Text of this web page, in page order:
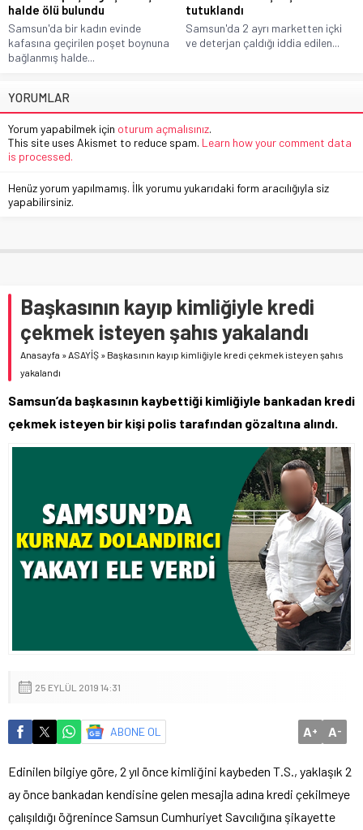
halde ölü bulundu
Samsun'da bir kadın evinde
kafasına geçirilen poşet boynuna
bağlanmış halde...
tutuklandı
Samsun'da 2 ayrı marketten içki
ve deterjan çaldığı iddia edilen...
YORUMLAR
Yorum yapabilmek için oturum açmalısınız.
This site uses Akismet to reduce spam. Learn how your comment data
is processed.
Henüz yorum yapılmamış. İlk yorumu yukarıdaki form aracılığıyla siz
yapabilirsiniz.
Başkasının kayıp kimliğiyle kredi
çekmek isteyen şahıs yakalandı
Anasayfa »ASAYİŞ » Başkasının kayıp kimliğiyle kredi çekmek isteyen şahıs
yakalandı
Samsun’da başkasının kaybettiği kimliğiyle bankadan kredi
çekmek isteyen bir kişi polis tarafından gözaltına alındı.
25 EYLÜL 2019 14:31
ABONE OL A+ A-
Edinilen bilgiye göre, 2 yıl önce kimliğini kaybeden T.S., yaklaşık 2
ay önce bankadan kendisine gelen mesajla adına kredi çekilmeye
çalışıldığı öğrenince Samsun Cumhuriyet Savcılığına şikayette